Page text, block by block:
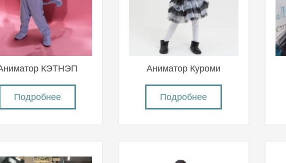
КЭТНЭП
Подробнее
Аниматор Куроми
Подробнее